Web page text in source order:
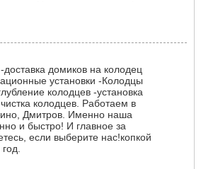
домиков на колодец
установки -Колодцы
колодцев -установка
колодцев. Работаем в
Дмитров. Именно наша
и быстро! И главное за
если выберите нас!копкой